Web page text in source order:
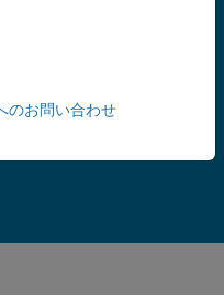
クター マシン (SVM)、ブー
ル ネットワーク、k-
トやシャープレイ値、
ができます。
のお問い合わせ